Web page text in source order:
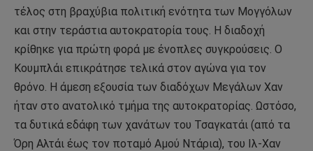
τέλος στη βραχύβια πολιτική ενότητα των Μογγόλων
και στην τεράστια αυτοκρατορία τους. Η διαδοχή
κρίθηκε για πρώτη φορά με ένοπλες συγκρούσεις. Ο
Κουμπλάι επικράτησε τελικά στον αγώνα για τον
θρόνο. Η άμεση εξουσία των διαδόχων Μεγάλων Χαν
ήταν στο ανατολικό τμήμα της αυτοκρατορίας. Ωστόσο,
τα δυτικά εδάφη των χανάτων του Τσαγκατάι (από τα
Όρη Αλτάι έως τον ποταμό Αμού Ντάρια), του Ιλ-Χαν